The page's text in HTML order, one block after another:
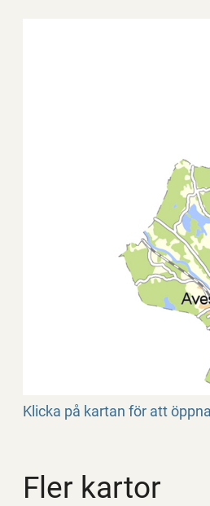
Klicka på kartan för att
Fler kartor